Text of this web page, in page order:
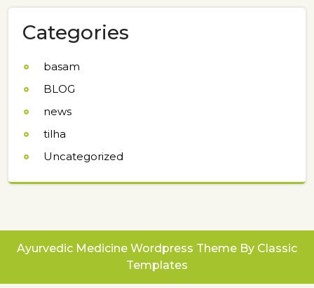
Categories
basam
BLOG
news
tilha
Uncategorized
Ayurvedic Medicine Wordpress Theme By Classic
Templates